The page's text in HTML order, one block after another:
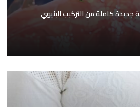
كاملة من التركيب البنيوي